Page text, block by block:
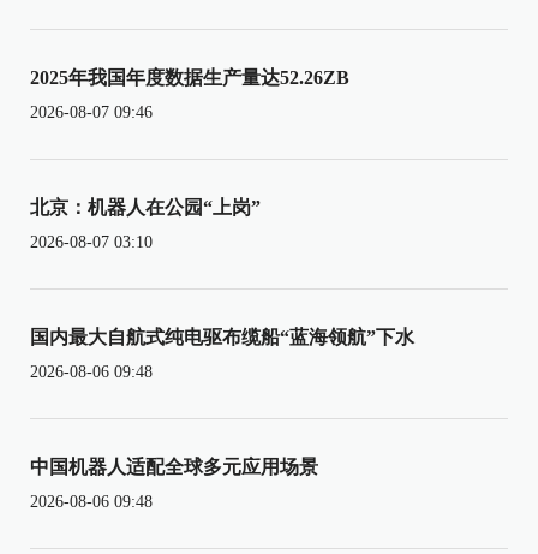
2025年我国年度数据生产量达52.26ZB
2026-08-07 09:46
北京：机器人在公园“上岗”
2026-08-07 03:10
国内最大自航式纯电驱布缆船“蓝海领航”下水
2026-08-06 09:48
中国机器人适配全球多元应用场景
2026-08-06 09:48